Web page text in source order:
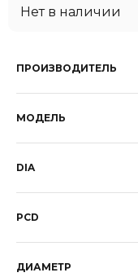
ПРОИЗВОДИТЕЛЬ
МОДЕЛЬ
DIA
PCD
ДИАМЕТР
Нет в наличии